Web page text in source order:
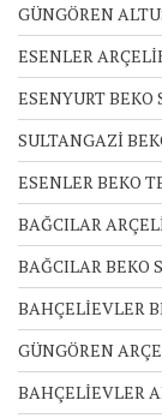
GÜNGÖREN
ESENLER
ESENYURT
SULTANGAZİ
ESENLER BEKO
BAĞCILAR
BAĞCILAR BEKO
BAHÇELİEVLER
GÜNGÖREN
BAHÇELİEVLER